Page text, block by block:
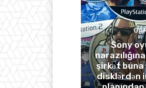
Sony
şirkət
disklərdən